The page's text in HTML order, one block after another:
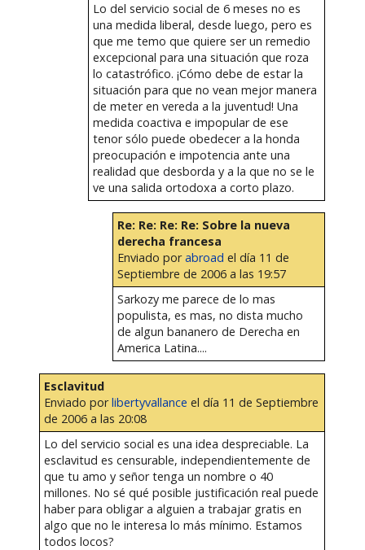
Lo del servicio social de 6 meses no es
una medida liberal, desde luego, pero es
que me temo que quiere ser un remedio
excepcional para una situación que roza
lo catastrófico. ¡Cómo debe de estar la
situación para que no vean mejor manera
de meter en vereda a la juventud! Una
medida coactiva e impopular de ese
tenor sólo puede obedecer a la honda
preocupación e impotencia ante una
realidad que desborda y a la que no se le
ve una salida ortodoxa a corto plazo.
Re: Re: Re: Re: Sobre la nueva
derecha francesa
Enviado porabroad el día 11 de
Septiembre de 2006 a las 19:57
Sarkozy me parece de lo mas
populista, es mas, no dista mucho
de algun bananero de Derecha en
America Latina....
Esclavitud
Enviado porlibertyvallance el día 11 de Septiembre
de 2006 a las 20:08
Lo del servicio social es una idea despreciable. La
esclavitud es censurable, independientemente de
que tu amo y señor tenga un nombre o 40
millones. No sé qué posible justificación real puede
haber para obligar a alguien a trabajar gratis en
algo que no le interesa lo más mínimo. Estamos
todos locos?